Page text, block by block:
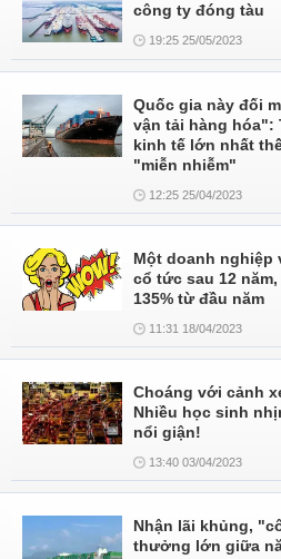
công ty đóng tàu
19:25 25/05/2023
Quốc gia này đối
vận tải hàng hóa":
kinh tế lớn nhất
"miễn nhiễm"
12:25 25/04/2023
Một doanh nghiệp
cổ tức sau 12
135% từ đầu năm
11:31 18/04/2023
Choáng với cảnh
Nhiều học sinh
nổi giận!
13:40 03/04/2023
Nhận lãi khủng,
thưởng lớn giữa